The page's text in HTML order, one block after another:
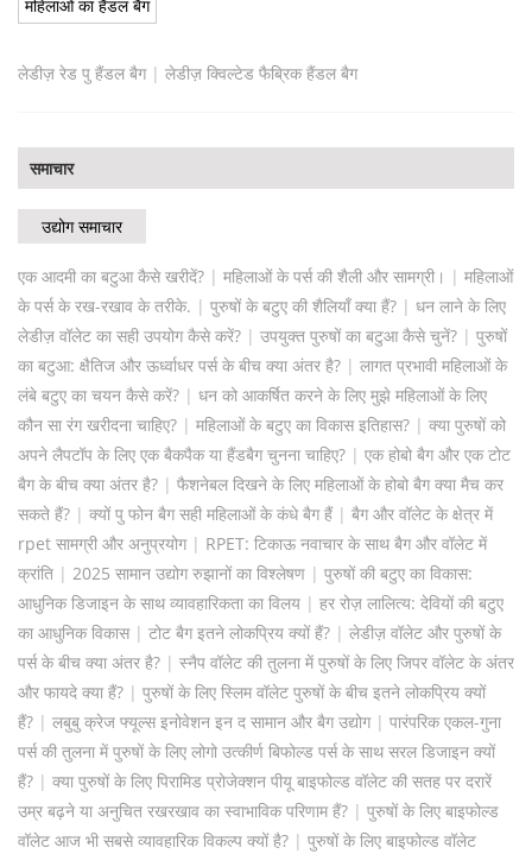
महिलाओं का हैंडल बैग
लेडीज़ रेड पु हैंडल बैग| लेडीज़ क्विल्टेड फैब्रिक हैंडल बैग
समाचार
उद्योग समाचार
एक आदमी का बटुआ कैसे खरीदें? | महिलाओं के पर्स की शैली और सामग्री। | महिलाओं
के पर्स के रख-रखाव के तरीके. | पुरुषों के बटुए की शैलियाँ क्या हैं? | धन लाने के लिए
लेडीज़ वॉलेट का सही उपयोग कैसे करें? | उपयुक्त पुरुषों का बटुआ कैसे चुनें? | पुरुषों
का बटुआ: क्षैतिज और ऊर्ध्वाधर पर्स के बीच क्या अंतर है? | लागत प्रभावी महिलाओं के
लंबे बटुए का चयन कैसे करें? | धन को आकर्षित करने के लिए मुझे महिलाओं के लिए
कौन सा रंग खरीदना चाहिए? | महिलाओं के बटुए का विकास इतिहास? | क्या पुरुषों को
अपने लैपटॉप के लिए एक बैकपैक या हैंडबैग चुनना चाहिए? | एक होबो बैग और एक टोट
बैग के बीच क्या अंतर है? | फैशनेबल दिखने के लिए महिलाओं के होबो बैग क्या मैच कर
सकते हैं? | क्यों पु फोन बैग सही महिलाओं के कंधे बैग हैं | बैग और वॉलेट के क्षेत्र में
rpet सामग्री और अनुप्रयोग| RPET: टिकाऊ नवाचार के साथ बैग और वॉलेट में
क्रांति | 2025 सामान उद्योग रुझानों का विश्लेषण | पुरुषों की बटुए का विकास:
आधुनिक डिजाइन के साथ व्यावहारिकता का विलय | हर रोज़ लालित्य: देवियों की बटुए
का आधुनिक विकास| टोट बैग इतने लोकप्रिय क्यों हैं? | लेडीज़ वॉलेट और पुरुषों के
पर्स के बीच क्या अंतर है? | स्नैप वॉलेट की तुलना में पुरुषों के लिए जिपर वॉलेट के अंतर
और फायदे क्या हैं? | पुरुषों के लिए स्लिम वॉलेट पुरुषों के बीच इतने लोकप्रिय क्यों
हैं? | लबुबु क्रेज फ्यूल्स इनोवेशन इन द सामान और बैग उद्योग| पारंपरिक एकल-गुना
पर्स की तुलना में पुरुषों के लिए लोगो उत्कीर्ण बिफोल्ड पर्स के साथ सरल डिजाइन क्यों
हैं? | क्या पुरुषों के लिए पिरामिड प्रोजेक्शन पीयू बाइफोल्ड वॉलेट की सतह पर दरारें
उम्र बढ़ने या अनुचित रखरखाव का स्वाभाविक परिणाम हैं? | पुरुषों के लिए बाइफोल्ड
वॉलेट आज भी सबसे व्यावहारिक विकल्प क्यों है? | पुरुषों के लिए बाइफोल्ड वॉलेट